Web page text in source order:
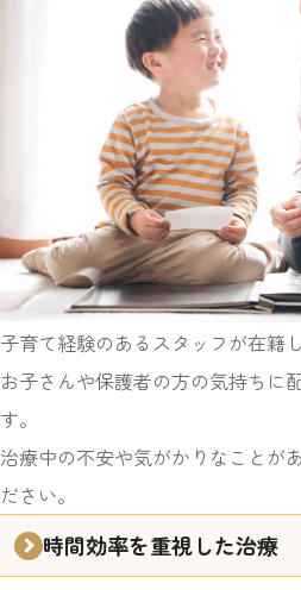
子育て経験のあるスタッフが在籍
お子さんや保護者の方の気持ちに
す。
治療中の不安や気がかりなことが
ださい。
時間効率を重視した治療